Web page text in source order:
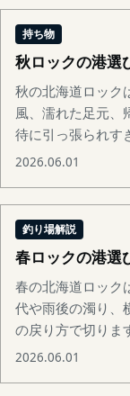
持ち物
秋ロックの港選
秋の北海道ロック
風、濡れた足元、
待に引っ張られす
2026.06.01
釣り場解説
春ロックの港選
春の北海道ロック
代や雨後の濁り、
の戻り方で切りま
2026.06.01